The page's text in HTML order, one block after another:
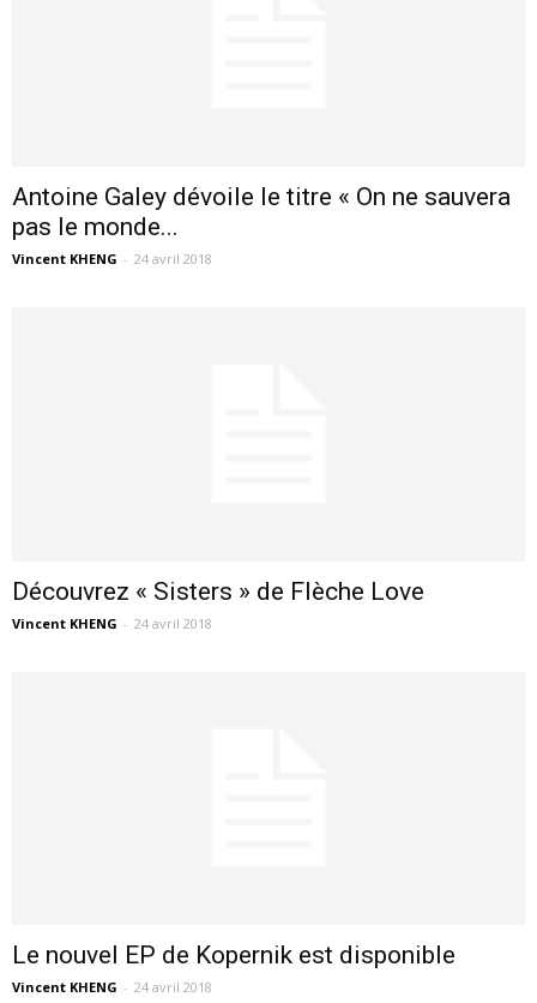
Antoine Galey dévoile le titre « On ne sauvera
pas le monde...
Vincent KHENG - 24 avril 2018
Découvrez « Sisters » de Flèche Love
Vincent KHENG - 24 avril 2018
Le nouvel EP de Kopernik est disponible
Vincent KHENG - 24 avril 2018